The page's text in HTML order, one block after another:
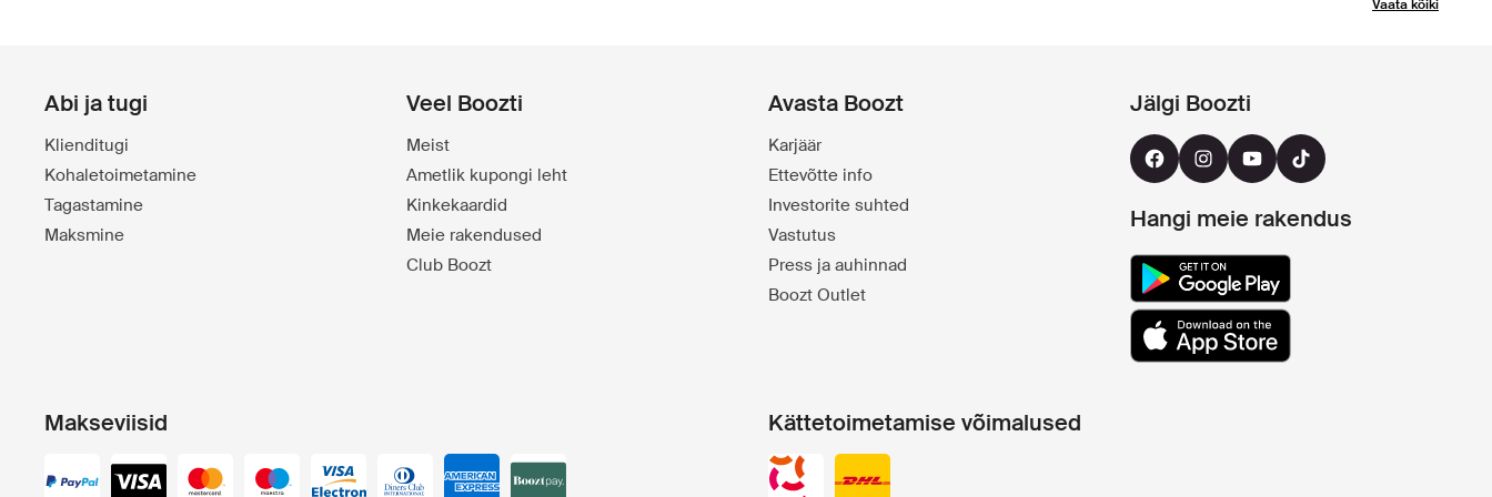
Vaata kõiki
Abi ja tugi
Klienditugi
Kohaletoimetamine
Tagastamine
Maksmine
Veel Boozti
Meist
Ametlik kupongi leht
Kinkekaardid
Meie rakendused
Club Boozt
Avasta Boozt
Karjäär
Ettevõtte info
Investorite suhted
Vastutus
Press ja auhinnad
Boozt Outlet
Jälgi Boozti
Hangi meie rakendus
Makseviisid Kättetoimetamise võimalused